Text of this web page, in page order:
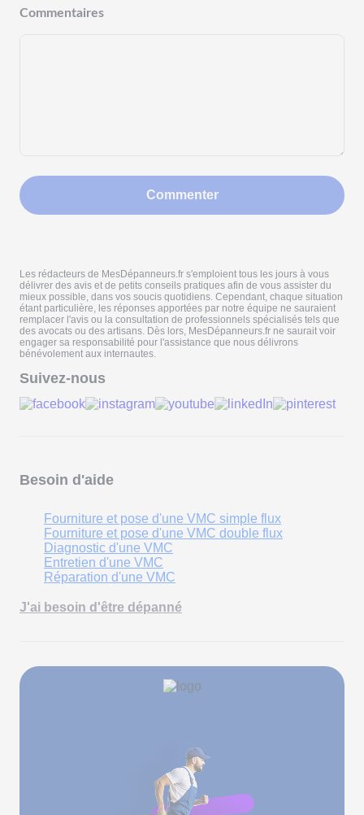
Commentaires
Commenter
Les rédacteurs de MesDépanneurs.fr s'emploient tous les jours à vous
délivrer des avis et de petits conseils pratiques afin de vous assister du
mieux possible, dans vos soucis quotidiens. Cependant, chaque situation
étant particulière, les réponses apportées par notre équipe ne sauraient
remplacer l'avis ou la consultation de professionnels spécialisés tels que
des avocats ou des artisans. Dès lors, MesDépanneurs.fr ne saurait voir
engager sa responsabilité pour l'assistance que nous délivrons
bénévolement aux internautes.
Suivez-nous
Besoin d'aide
Fourniture et pose d'une VMC simple flux
Fourniture et pose d'une VMC double flux
Diagnostic d'une VMC
Entretien d'une VMC
Réparation d'une VMC
J'ai besoin d'être dépanné